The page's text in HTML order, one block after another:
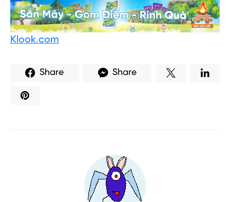
Klook.com
Share Share